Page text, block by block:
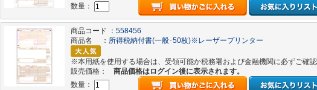
数量：
商品コード ： 558456
商品名 ： 所得税納付書(一般･50枚)※レーザープリンター
※本用紙を使用する場合は、受領可能か税務署および金融機関に必ずご確
販売価格：
商品価格はログイン後に表示されます。
数量：